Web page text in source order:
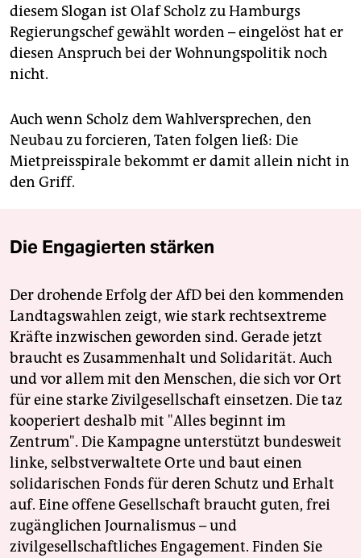
diesem Slogan ist Olaf Scholz zu Hamburgs
Regierungschef gewählt worden – eingelöst hat er
diesen Anspruch bei der Wohnungspolitik noch
nicht.
Auch wenn Scholz dem Wahlversprechen, den
Neubau zu forcieren, Taten folgen ließ: Die
Mietpreisspirale bekommt er damit allein nicht in
den Griff.
Die Engagierten stärken
Der drohende Erfolg der AfD bei den kommenden
Landtagswahlen zeigt, wie stark rechtsextreme
Kräfte inzwischen geworden sind. Gerade jetzt
braucht es Zusammenhalt und Solidarität. Auch
und vor allem mit den Menschen, die sich vor Ort
für eine starke Zivilgesellschaft einsetzen. Die taz
kooperiert deshalb mit "Alles beginnt im
Zentrum". Die Kampagne unterstützt bundesweit
linke, selbstverwaltete Orte und baut einen
solidarischen Fonds für deren Schutz und Erhalt
auf. Eine offene Gesellschaft braucht guten, frei
zugänglichen Journalismus – und
zivilgesellschaftliches Engagement. Finden Sie